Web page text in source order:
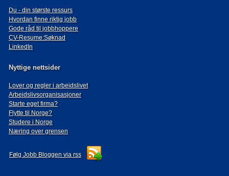
Du - din største ressurs
Hvordan finne riktig jobb
Gode råd til jobbhoppere
CV-Resume:Søknad
LinkedIn
Nyttige nettsider
Lover og regler i arbeidslivet
Arbeidslivsorganisasjoner
Starte eget firma?
Flytte til Norge?
Studere i Norge
Næring over grensen
Følg Jobb Bloggen via rss